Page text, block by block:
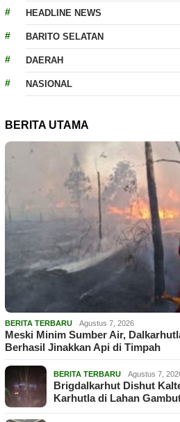
HEADLINE NEWS
BARITO SELATAN
DAERAH
NASIONAL
BERITA UTAMA
BERITA TERBARU Agustus 7, 2026
Meski Minim Sumber Air,
Berhasil Jinakkan Api di Timpah
BERITA TERBARU Agustus 7,
Brigdalkarhut Dishut
Karhutla di Lahan